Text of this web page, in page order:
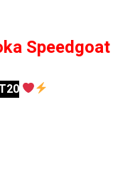
Speedgoat